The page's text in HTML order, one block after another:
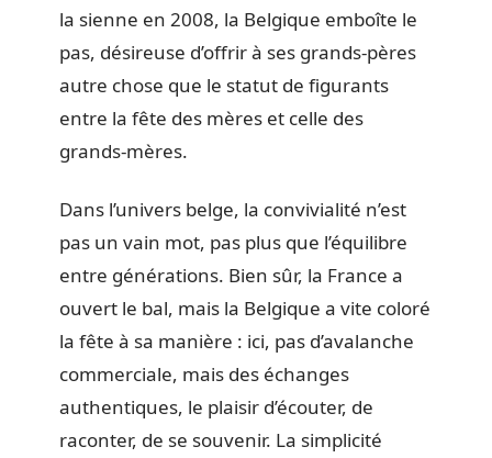
la sienne en 2008, la Belgique emboîte le
pas, désireuse d’offrir à ses grands-pères
autre chose que le statut de figurants
entre la fête des mères et celle des
grands-mères.
Dans l’univers belge, la convivialité n’est
pas un vain mot, pas plus que l’équilibre
entre générations. Bien sûr, la France a
ouvert le bal, mais la Belgique a vite coloré
la fête à sa manière : ici, pas d’avalanche
commerciale, mais des échanges
authentiques, le plaisir d’écouter, de
raconter, de se souvenir. La simplicité